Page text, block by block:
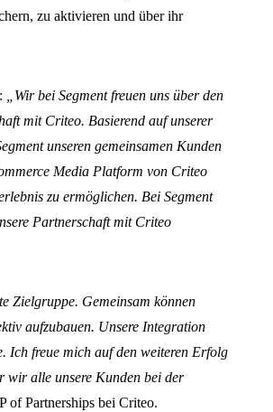
zu aktivieren und über ihr
„Wir bei Segment freuen uns über den
mit Criteo. Basierend auf unserer
unseren gemeinsamen Kunden
Media Platform von Criteo
zu ermöglichen. Bei Segment
Partnerschaft mit Criteo
Zielgruppe. Gemeinsam können
aufzubauen. Unsere Integration
Ich freue mich auf den weiteren Erfolg
wir alle unsere Kunden bei der
of Partnerships bei Criteo.